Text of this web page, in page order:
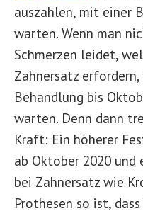
auszahlen, mit einer
warten. Wenn man
Schmerzen leidet,
Zahnersatz
Behandlung bis
warten. Denn dann
Kraft: Ein höherer
ab Oktober 2020 und
bei Zahnersatz wie
Prothesen so ist,